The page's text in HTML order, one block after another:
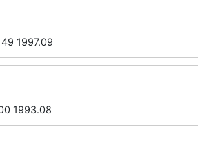
1997.09
1993.08